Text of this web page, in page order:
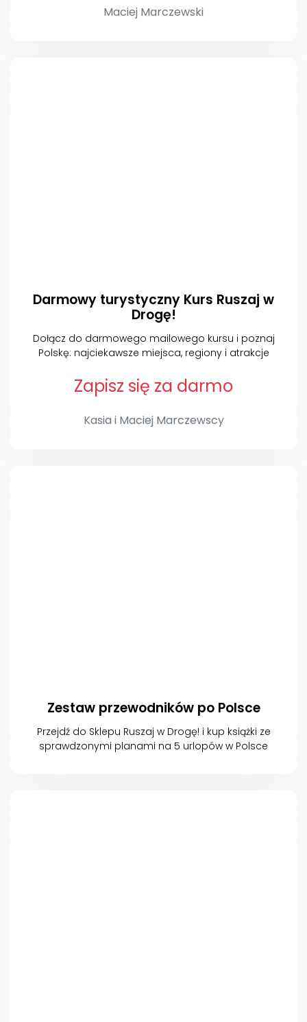
Maciej Marczewski
Darmowy turystyczny Kurs Ruszaj w
Drogę!
Dołącz do darmowego mailowego kursu i poznaj
Polskę: najciekawsze miejsca, regiony i atrakcje
Zapisz się za darmo
Kasia i Maciej Marczewscy
Zestaw przewodników po Polsce
Przejdź do Sklepu Ruszaj w Drogę! i kup książki ze
sprawdzonymi planami na 5 urlopów w Polsce